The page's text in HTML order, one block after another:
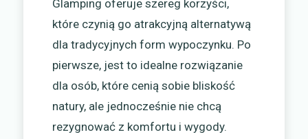
Glamping oferuje szereg korzyści,
które czynią go atrakcyjną alternatywą
dla tradycyjnych form wypoczynku. Po
pierwsze, jest to idealne rozwiązanie
dla osób, które cenią sobie bliskość
natury, ale jednocześnie nie chcą
rezygnować z komfortu i wygody.